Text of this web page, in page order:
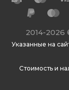
2014-2026
Указанные на
Стоимость и